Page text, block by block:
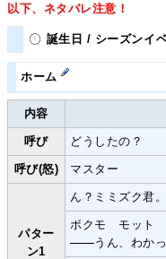
以下、ネタバレ注意！
誕生日 / シーズンイ
ホーム
内容
呼び どうしたの？
呼び(怒) マスター
パター
ン1
ん？ミミズク君
ボクモ モット
うん、わか